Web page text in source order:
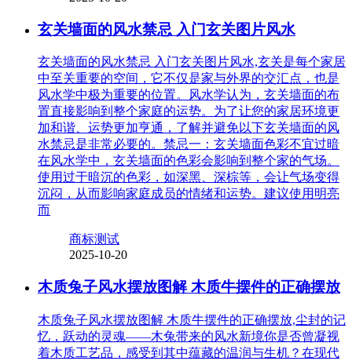
玄关墙面的风水禁忌 入门玄关图片风水
玄关墙面的风水禁忌 入门玄关图片风水,玄关是每个家居
中至关重要的空间，它不仅是家与外界的交汇点，也是
风水学中极为重要的位置。风水学认为，玄关墙面的布
置直接影响到整个家庭的运势。为了让您的家居环境更
加和谐、运势更加亨通，了解并避免以下玄关墙面的风
水禁忌是非常必要的。禁忌一：玄关墙面色彩不宜过暗
在风水学中，玄关墙面的色彩会影响到整个家的气场。
使用过于暗沉的色彩，如深黑、深棕等，会让气场变得
沉闷，从而影响家庭成员的情绪和运势。建议使用明亮
而
商标测试
2025-10-20
木质兔子风水摆放图解 木质牛摆件的正确摆放
木质兔子风水摆放图解 木质牛摆件的正确摆放,尘封的记
忆，跃动的灵魂——木兔带来的风水新境你是否曾凝视
着木质工艺品，感受到其中蕴藏的温润与生机？在现代